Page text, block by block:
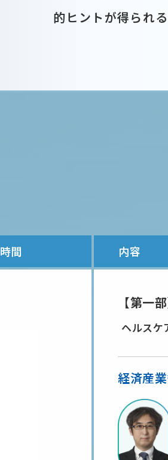
的ヒントが得られる
時間 内容
【第一
ヘルスケ
経済産